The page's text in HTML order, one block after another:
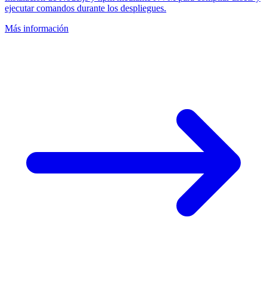
ejecutar comandos durante los despliegues.
Más información